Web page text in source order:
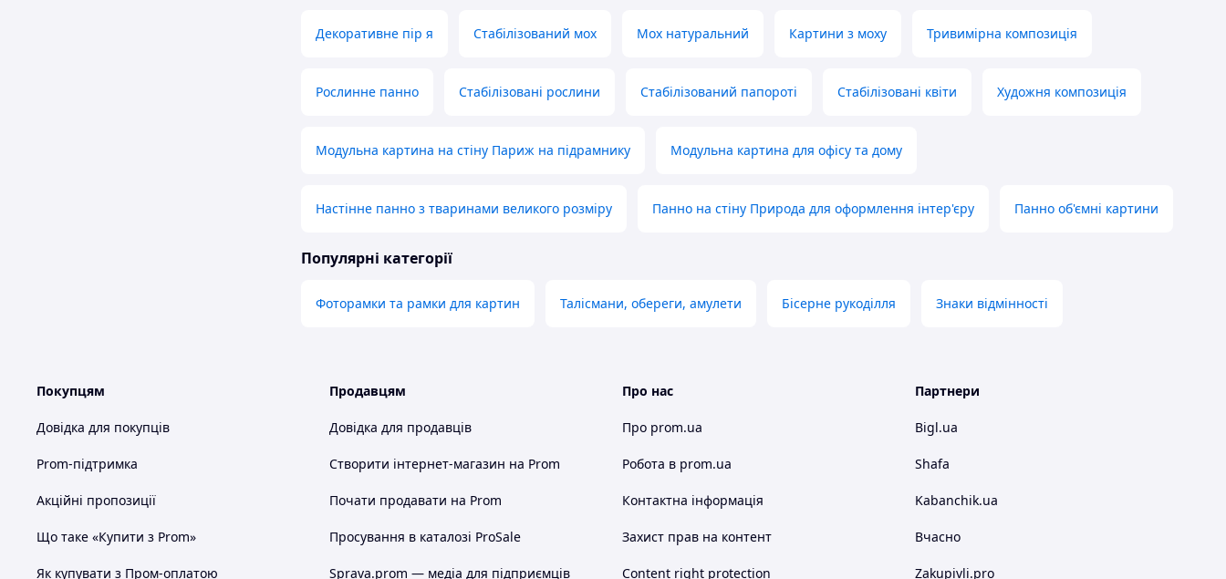
Декоративне пір я Стабілізований мох Мох натуральний Картини з моху Тривимірна композиція
Рослинне панно Стабілізовані рослини Стабілізований папороті Стабілізовані квіти Художня композиція
Модульна картина на стіну Париж на підрамнику Модульна картина для офісу та дому
Настінне панно з тваринами великого розміру Панно на стіну Природа для оформлення інтер'єру Панно об'ємні картини
Популярні категорії
Фоторамки та рамки для картин Талісмани, обереги, амулети Бісерне рукоділля Знаки відмінності
Покупцям
Довідка для покупців
Prom-підтримка
Акційні пропозиції
Що таке «Купити з Prom»
Як купувати з Пром-оплатою
Продавцям
Довідка для продавців
Створити інтернет-магазин на Prom
Почати продавати на Prom
Просування в каталозі ProSale
Sprava.prom — медіа для підприємців
Про нас
Про prom.ua
Робота в prom.ua
Контактна інформація
Захист прав на контент
Content right protection
Партнери
Bigl.ua
Shafa
Kabanchik.ua
Вчасно
Zakupivli.pro